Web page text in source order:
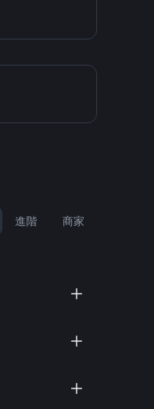
進階 商家